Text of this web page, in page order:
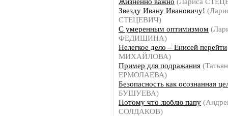
Звезду Ивану Ивановичу!
СТЕЦЕВИЧ)
С умеренным оптимизмом
ФЕДИШИНА)
Нелегкое дело – Енисей перейти
МИХАЙЛОВА)
Пример для подражания
ЕРМОЛАЕВА)
Безопасность как осознанная
БУШУЕВА)
Потому что люблю папу
СОЛДАКОВ)